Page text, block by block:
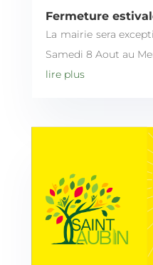
Fermeture
La mairie sera
Samedi 8 Aout au
lire plus